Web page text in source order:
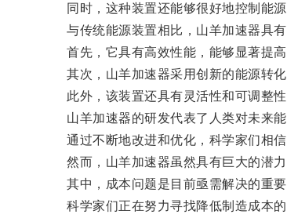
同时，这种装置还能够很好地控制能源
与传统能源装置相比，山羊加速器具有
首先，它具有高效性能，能够显著提高
其次，山羊加速器采用创新的能源转化
此外，该装置还具有灵活性和可调整性
山羊加速器的研发代表了人类对未来能
通过不断地改进和优化，科学家们相信
然而，山羊加速器虽然具有巨大的潜力
其中，成本问题是目前亟需解决的重要
科学家们正在努力寻找降低制造成本的